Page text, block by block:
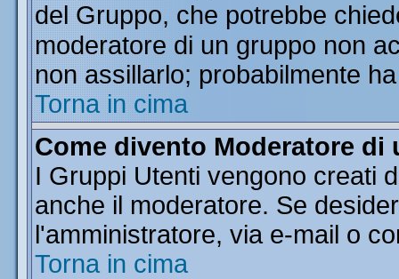
del Gruppo, che potrebbe
moderatore di un gruppo non
non assillarlo; probabilmente
Torna in cima
Come divento Moderatore di
I Gruppi Utenti vengono creati
anche il moderatore. Se
l'amministratore, via e-mail o
Torna in cima